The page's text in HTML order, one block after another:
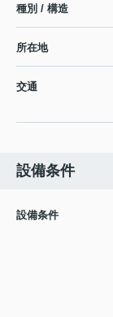
種別 / 構造
所在地
交通
設備条件
設備条件